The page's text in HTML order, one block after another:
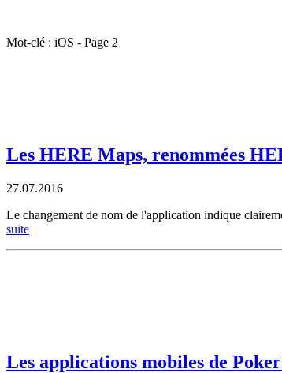
Mot-clé : iOS - Page 2
Les HERE Maps, renommées
27.07.2016
Le changement de nom de l'application indique
suite
Les applications mobiles de